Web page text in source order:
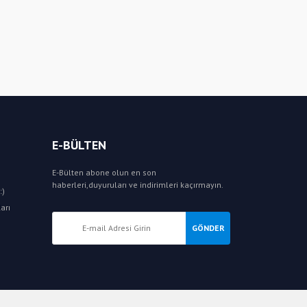
E-BÜLTEN
E-Bülten abone olun en son
haberleri,duyuruları ve indirimleri kaçırmayın.
GÖNDER